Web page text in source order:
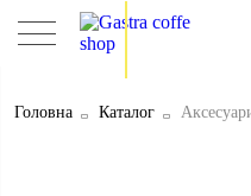
Головна Каталог